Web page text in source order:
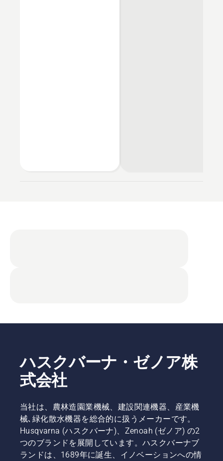
ハスクバーナ・ゼノア株
式会社
当社は、農林造園業機械、建設関連機器、産業機
械､緑化散水機器を総合的に扱うメーカーです。
Husqvarna (ハスクバーナ)、Zenoah (ゼノア) の2
つのブランドを展開しています。ハスクバーナブ
ランドは、1689年に誕生、イノベーションへの情